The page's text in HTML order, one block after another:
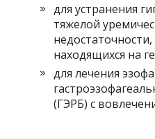
для устранения
тяжелой
находящихся на
для лечения
(ГЭРБ) с